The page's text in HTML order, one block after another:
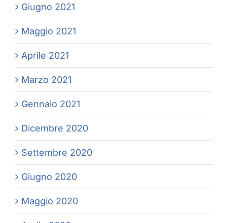
Giugno 2021
Maggio 2021
Aprile 2021
Marzo 2021
Gennaio 2021
Dicembre 2020
Settembre 2020
Giugno 2020
Maggio 2020